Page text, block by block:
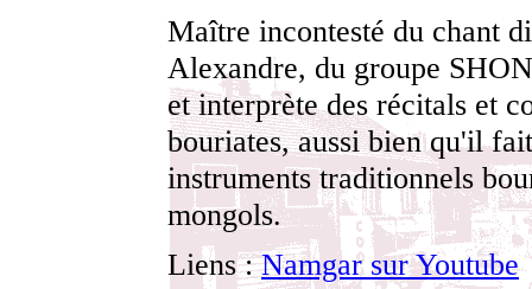
Maître incontesté du chant
Alexandre, du groupe
et interprète des récitals et
bouriates, aussi bien qu'il
instruments traditionnels
mongols.
Liens :Namgar sur Youtube